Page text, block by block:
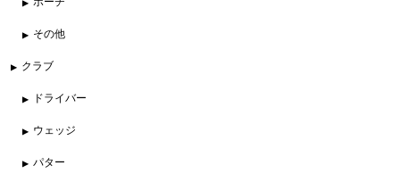
その他
クラブ
ドライバー
ウェッジ
パター